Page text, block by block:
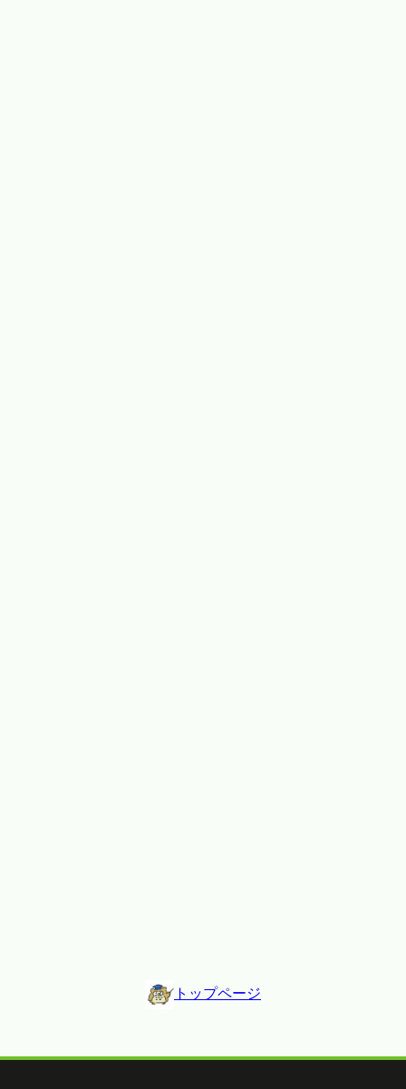
トップページ